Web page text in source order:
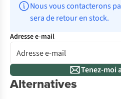
Nous vous contacterons
sera de retour en stock.
Adresse e-mail
Tenez-moi
Alternatives
-30%